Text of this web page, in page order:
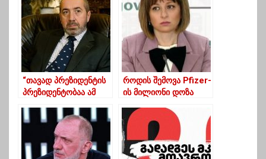
“თავად პრეზიდენტის
პრეზიდენტობაა ამ
როდის შემოვა Pfizer-
ის მილიონი დოზა
იცის